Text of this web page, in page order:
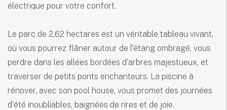
électrique pour votre confort.
Le parc de 2,62 hectares est un véritable tableau vivant,
où vous pourrez flâner autour de l'étang ombragé, vous
perdre dans les allées bordées d'arbres majestueux, et
traverser de petits ponts enchanteurs. La piscine à
rénover, avec son pool house, vous promet des journées
d'été inoubliables, baignées de rires et de joie.